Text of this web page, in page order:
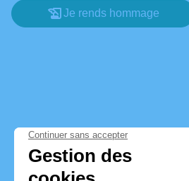
Je rends hommage